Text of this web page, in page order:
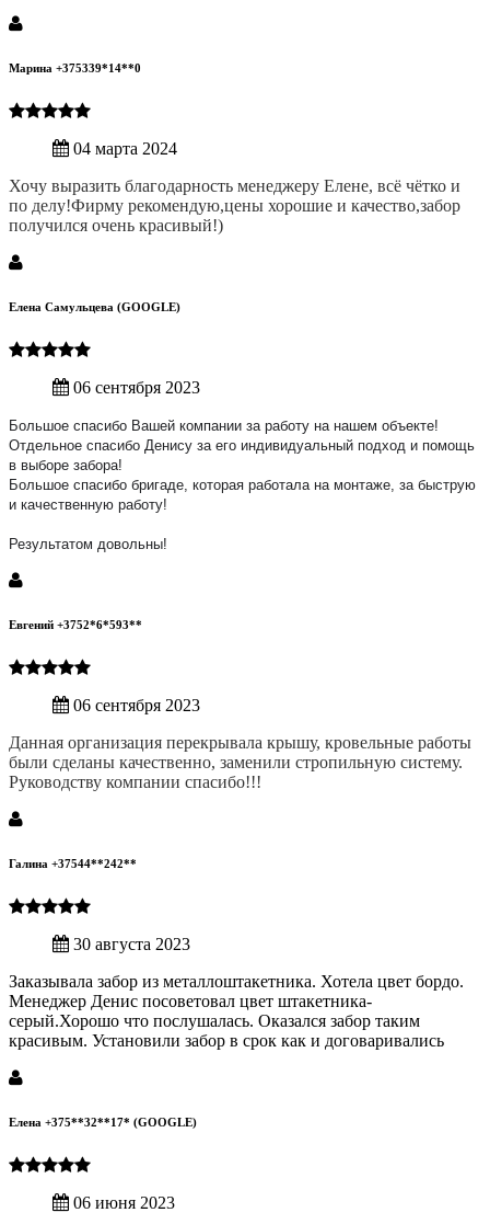
Марина +375339*14**0
04 марта 2024
Хочу выразить благодарность менеджеру Елене, всё чётко и
по делу!Фирму рекомендую,цены хорошие и качество,забор
получился очень красивый!)
Елена Самульцева (GOOGLE)
06 сентября 2023
Большое спасибо Вашей компании за работу на нашем объекте!
Отдельное спасибо Денису за его индивидуальный подход и помощь
в выборе забора!
Большое спасибо бригаде, которая работала на монтаже, за быструю
и качественную работу!
Результатом довольны!
Евгений +3752*6*593**
06 сентября 2023
Данная организация перекрывала крышу, кровельные работы
были сделаны качественно, заменили стропильную систему.
Руководству компании спасибо!!!
Галина +37544**242**
30 августа 2023
Заказывала забор из металлоштакетника. Хотела цвет бордо.
Менеджер Денис посоветовал цвет штакетника-
серый.Хорошо что послушалась. Оказался забор таким
красивым. Установили забор в срок как и договаривались
Елена +375**32**17* (GOOGLE)
06 июня 2023